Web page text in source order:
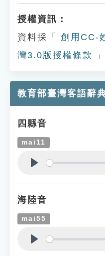
授權資訊：
資料採「
創用CC-
灣3.0版授權條款
教育部臺灣客語辭
四縣音
mai11
海陸音
mai55